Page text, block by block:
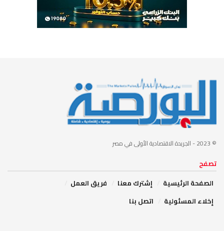
© 2023 - الجريدة الاقتصادية الأولى في مصر
تصفح
الصفحة الرئيسية
إشترك معنا
فريق العمل
إخلاء المسئولية
اتصل بنا